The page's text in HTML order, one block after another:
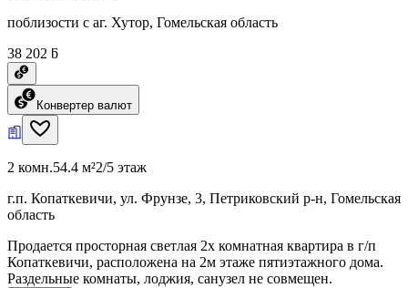
поблизости с аг. Хутор, Гомельская область
38 202 ƃ
Конвертер валют
2 комн.54.4 м²2/5 этаж
г.п. Копаткевичи, ул. Фрунзе, 3, Петриковский р-н, Гомельская
область
Продается просторная светлая 2х комнатная квартира в г/п
Копаткевичи, расположена на 2м этаже пятиэтажного дома.
Раздельные комнаты, лоджия, санузел не совмещен.